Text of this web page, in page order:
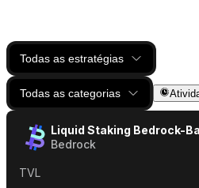
Todas as estratégias
Todas as categorias
Liquid Staking Bedrock-
Bedrock
TVL